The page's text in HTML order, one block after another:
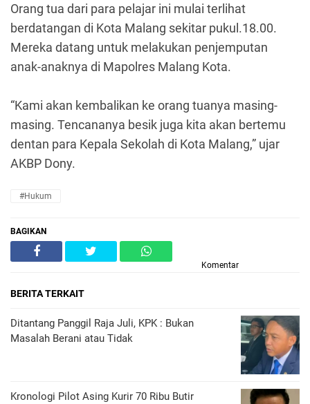
Orang tua dari para pelajar ini mulai terlihat
berdatangan di Kota Malang sekitar pukul.18.00.
Mereka datang untuk melakukan penjemputan
anak-anaknya di Mapolres Malang Kota.
“Kami akan kembalikan ke orang tuanya masing-
masing. Tencananya besik juga kita akan bertemu
dentan para Kepala Sekolah di Kota Malang,” ujar
AKBP Dony.
#Hukum
BAGIKAN
Komentar
BERITA TERKAIT
Ditantang Panggil Raja Juli, KPK : Bukan
Masalah Berani atau Tidak
Kronologi Pilot Asing Kurir 70 Ribu Butir